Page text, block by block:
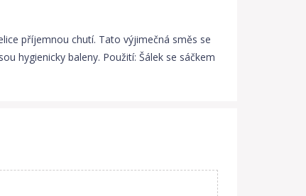
příjemnou chutí. Tato výjimečná směs se
hygienicky baleny. Použití: Šálek se sáčkem